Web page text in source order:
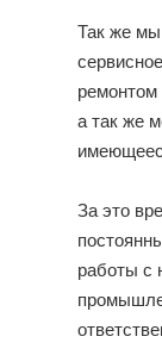
Так же мы
ремонтом
а так же
За это
работы с